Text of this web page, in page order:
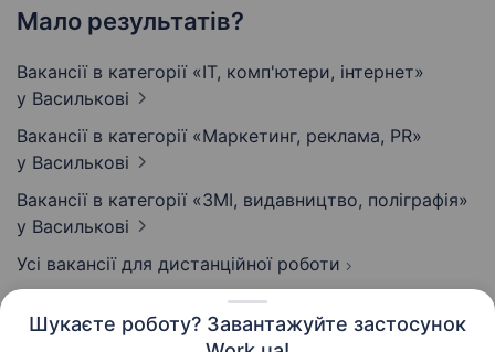
Шукаєте роботу? Завантажуйте застосунок
Мало результатів?
Вакансії в категорії «IT, комп'ютери, інтернет»
у Василькові
Вакансії в категорії «Маркетинг, реклама, PR»
у Василькові
Вакансії в категорії «ЗМІ, видавництво, поліграфія»
у Василькові
Усі вакансії для дистанційної роботи